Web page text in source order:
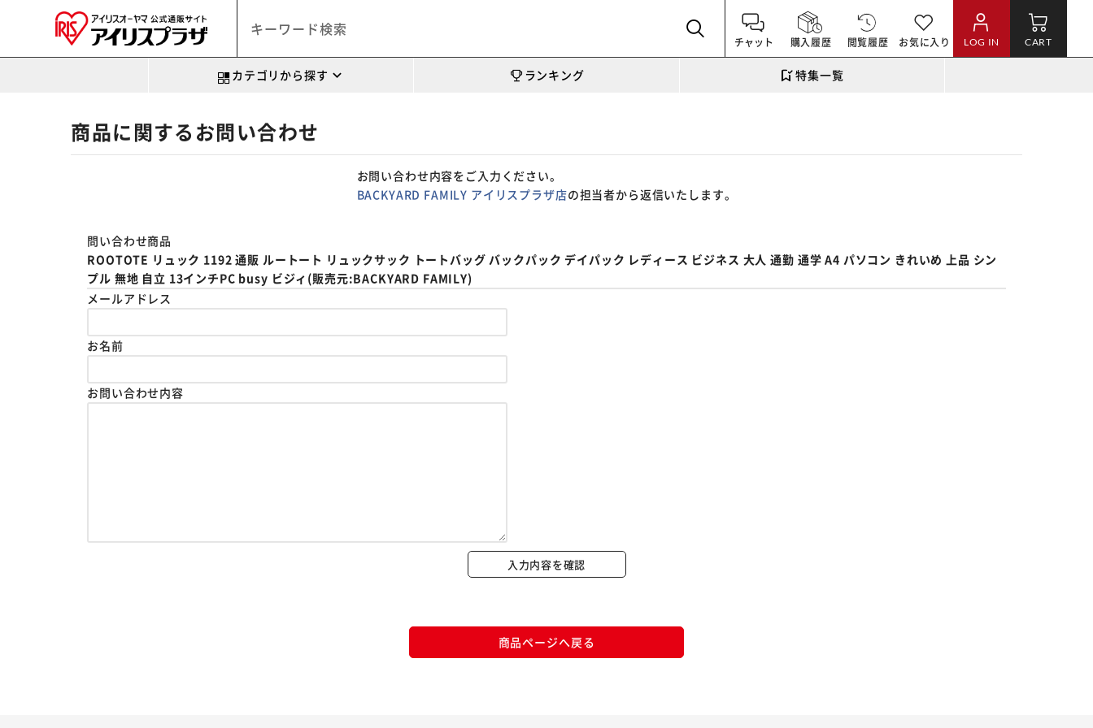
チャット 購入履歴 閲覧履歴 お気に入り LOG IN CART
カテゴリから探す ランキング 特集一覧
商品に関するお問い合わせ
お問い合わせ内容をご入力ください。
BACKYARD FAMILY アイリスプラザ店の担当者から返信いたします。
問い合わせ商品
ROOTOTE リュック 1192 通販 ルートート リュックサック トートバッグ バックパック デイパック レディース ビジネス 大人 通勤 通学 A4 パソコン きれいめ 上品 シン
プル 無地 自立 13インチPC busy ビジィ(販売元:BACKYARD FAMILY)
メールアドレス
お名前
お問い合わせ内容
入力内容を確認
商品ページへ戻る
カートに入れる